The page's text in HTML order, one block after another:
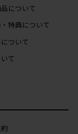
について
特典について
ついて
て